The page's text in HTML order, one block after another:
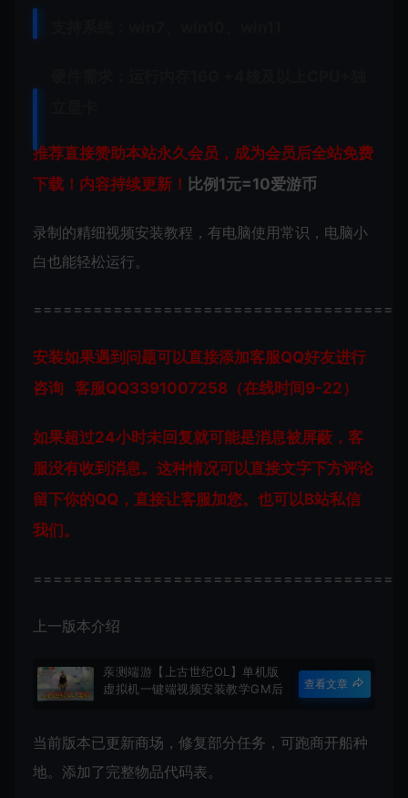
推荐直接赞助本站永久会员，成为会员后全站免费
下载！内容持续更新！ 比例1元=10爱游币
录制的精细视频安装教程，有电脑使用常识，电脑小
白也能轻松运行。
安装如果遇到问题可以直接添加客服QQ好友进行
咨询 客服QQ3391007258（在线时间9-22）
如果超过24小时未回复就可能是消息被屏蔽，客
服没有收到消息。这种情况可以直接文字下方评论
留下你的QQ，直接让客服加您。也可以B站私信
我们。
上一版本介绍
亲测端游【上古世纪OL】单机版
虚拟机一键端视频安装教学GM后
查看文章
当前版本已更新商场，修复部分任务，可跑商开船种
地。添加了完整物品代码表。